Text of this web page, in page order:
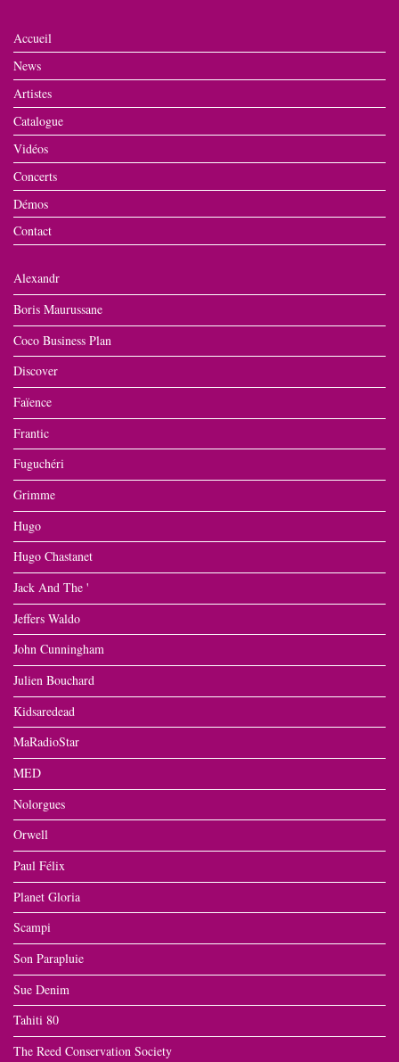
Accueil
News
Artistes
Catalogue
Vidéos
Concerts
Démos
Contact
Alexandr
Boris Maurussane
Coco Business Plan
Discover
Faïence
Frantic
Fuguchéri
Grimme
Hugo
Hugo Chastanet
Jack And The '
Jeffers Waldo
John Cunningham
Julien Bouchard
Kidsaredead
MaRadioStar
MED
Nolorgues
Orwell
Paul Félix
Planet Gloria
Scampi
Son Parapluie
Sue Denim
Tahiti 80
The Reed Conservation Society